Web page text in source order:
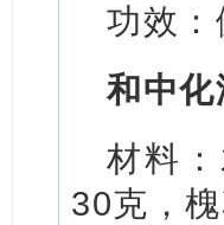
功效
和中化
材料
30克，